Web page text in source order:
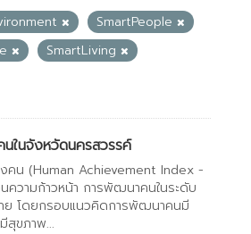
SmartPeople
SmartLiving
ในจังหวัดนครสวรรค์
คน (Human Achievement Index -
ความก้าวหน้า การพัฒนาคนในระดับ
ย โดยกรอบแนวคิดการพัฒนาคนมี
สุขภาพ...